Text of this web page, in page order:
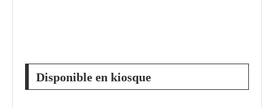
Disponible en kiosque